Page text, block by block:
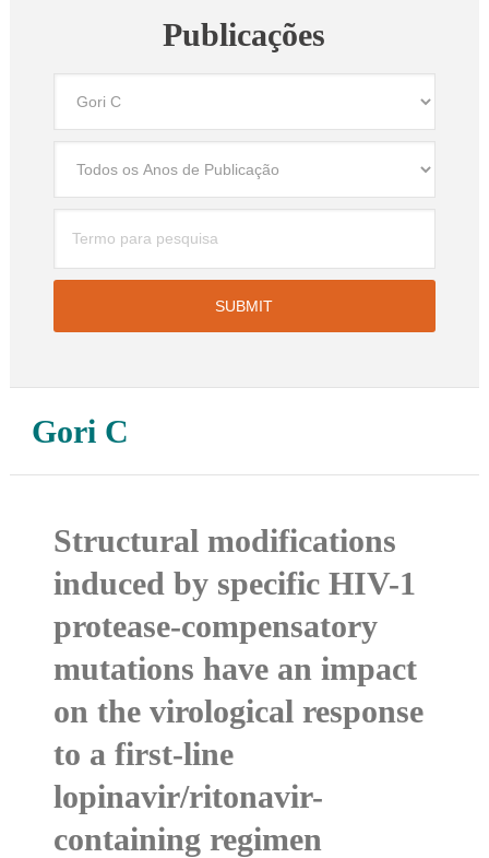
Publicações
Gori C
Structural modifications
induced by specific HIV-1
protease-compensatory
mutations have an impact
on the virological response
to a first-line
lopinavir/ritonavir-
containing regimen